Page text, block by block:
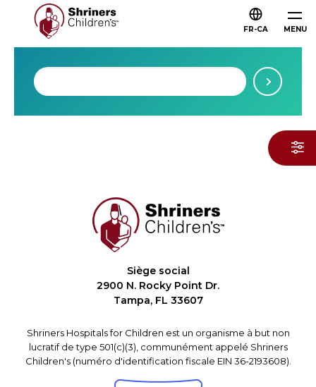
MENU
FR-CA
Siège social
2900 N. Rocky Point Dr.
Tampa, FL 33607
Shriners Hospitals for Children est un organisme à but non
lucratif de type 501(c)(3), communément appelé Shriners
Children's (numéro d'identification fiscale EIN 36-2193608).